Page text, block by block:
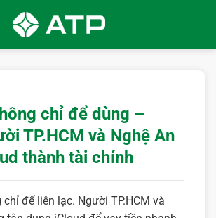
chỉ để dùng –
TP.HCM và Nghệ An
thành tài chính
chỉ để liên lạc. Người TP.HCM và